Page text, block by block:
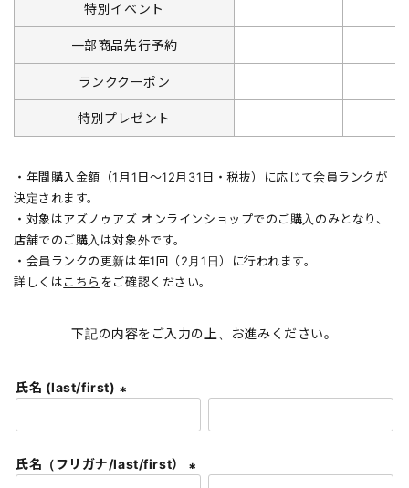
特別イベント
一部商品先行予約
ランククーポン
特別プレゼント
・年間購入金額（1月1日〜12月31日・税抜）に応じて会員ランクが
決定されます。
・対象はアズノゥアズ オンラインショップでのご購入のみとなり、
店舗でのご購入は対象外です。
・会員ランクの更新は年1回（2月1日）に行われます。
詳しくはこちら をご確認ください。
下記の内容をご入力の上、お進みください。
氏名 (last/first)
必
)
氏名（フリガナ/last/first）